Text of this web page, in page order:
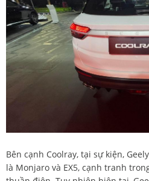
Bên cạnh Coolray, tại sự kiện,
là Monjaro và EX5, cạnh tranh